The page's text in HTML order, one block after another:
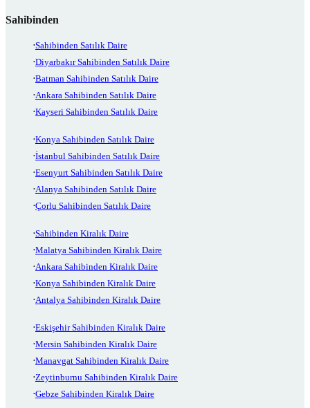
Sahibinden
Sahibinden Satılık Daire
Diyarbakır Sahibinden Satılık Daire
Batman Sahibinden Satılık Daire
Ankara Sahibinden Satılık Daire
Kayseri Sahibinden Satılık Daire
Konya Sahibinden Satılık Daire
İstanbul Sahibinden Satılık Daire
Esenyurt Sahibinden Satılık Daire
Alanya Sahibinden Satılık Daire
Çorlu Sahibinden Satılık Daire
Sahibinden Kiralık Daire
Malatya Sahibinden Kiralık Daire
Ankara Sahibinden Kiralık Daire
Konya Sahibinden Kiralık Daire
Antalya Sahibinden Kiralık Daire
Eskişehir Sahibinden Kiralık Daire
Mersin Sahibinden Kiralık Daire
Manavgat Sahibinden Kiralık Daire
Zeytinburnu Sahibinden Kiralık Daire
Gebze Sahibinden Kiralık Daire